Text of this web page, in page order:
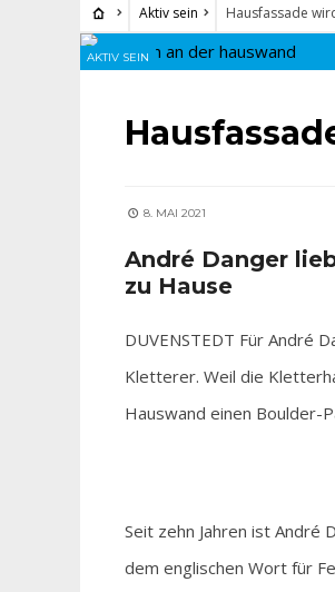
Aktiv sein Hausfassade
AKTIV SEIN
8. MAI 2021
André Danger
zu Hause
DUVENSTEDT Für André
Kletterer. Weil die
Hauswand einen Boulder-
Seit zehn Jahren ist
dem englischen Wort für